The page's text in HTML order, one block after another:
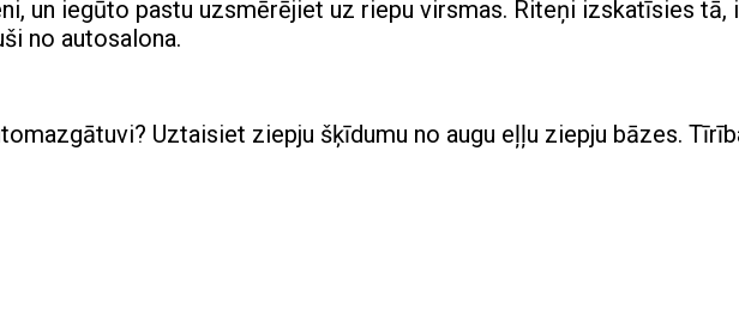
un iegūto pastu uzsmērējiet uz riepu virsmas. Riteņi izskatīsies tā,
no autosalona.
Uztaisiet ziepju šķīdumu no augu eļļu ziepju bāzes.